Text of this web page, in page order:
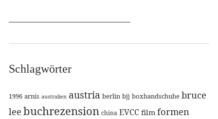
Schlagwörter
1996 arnis australien austria berlin bjj boxhandschuhe bruce
lee buchrezension china EVCC film formen